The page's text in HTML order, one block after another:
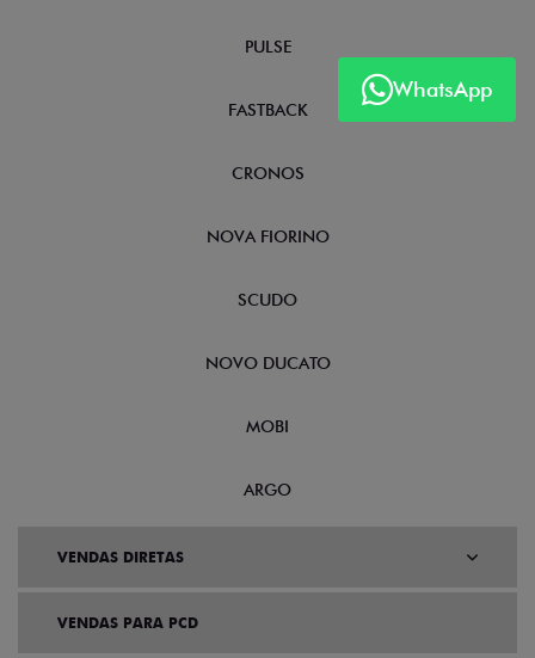
WhatsApp
PULSE
FASTBACK
CRONOS
NOVA FIORINO
SCUDO
NOVO DUCATO
MOBI
ARGO
VENDAS DIRETAS
VENDAS PARA PCD